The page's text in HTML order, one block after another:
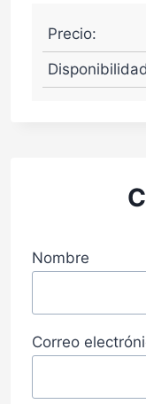
Precio:
Nombre
Correo